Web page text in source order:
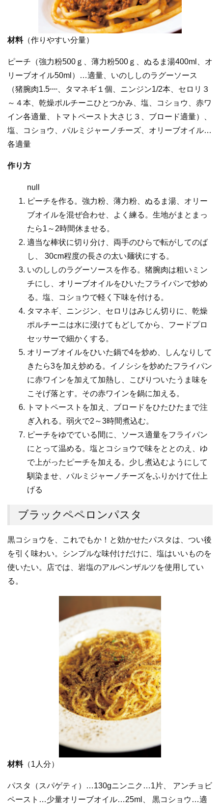
材料（作りやすい分量）
ピーチ（強力粉500ｇ、薄力粉500ｇ、ぬるま湯400ml、オ
リーブオイル50ml）…適量、いのししのラグーソース
（猪腕肉1.5┉、タマネギ１個、ニンジン1/2本、セロリ３
～４本、乾燥ポルチーニひとつかみ、塩、コショウ、赤ワ
イン各適量、トマトペースト大さじ３、ブロード適量）、
塩、コショウ、パルミジャーノチーズ、オリーブオイル…
各適量
作り方
null
ピーチを作る。強力粉、薄力粉、ぬるま湯、オリー
ブオイルを混ぜ合わせ、よく練る。生地がまとまっ
たら1～2時間休ませる。
適当な棒状に切り分け、両手のひらで転がしてのば
し、 30cm程度の長さの太い麺状にする。
いのししのラグーソースを作る。猪腕肉は粗いミン
チにし、オリーブオイルをひいたフライパンで炒め
る。塩、コショウで軽く下味を付ける。
タマネギ、ニンジン、セロリはみじん切りに、乾燥
ポルチーニは水に浸けてもどしてから、フードプロ
セッサーで細かくする。
オリーブオイルをひいた鍋で4を炒め、しんなりして
きたら3を加え炒める。イノシシを炒めたフライパン
に赤ワインを加えて加熱し、こびりついたうま味を
こそげ落とす。その赤ワインを鍋に加える。
トマトペーストを加え、ブロードをひたひたまで注
ぎ入れる。弱火で2～3時間煮込む。
ピーチをゆでている間に、ソース適量をフライパン
にとって温める。塩とコショウで味をととのえ、ゆ
で上がったピーチを加える。少し煮込むようにして
馴染ませ、パルミジャーノチーズをふりかけて仕上
げる
ブラックペペロンパスタ
黒コショウを、これでもか！と効かせたパスタは、つい後
を引く味わい。シンプルな味付けだけに、塩はいいものを
使いたい。店では、岩塩のアルペンザルツを使用してい
る。
材料（1人分）
パスタ（スパゲティ）…130gニンニク…1片、 アンチョビ
ペースト…少量オリーブオイル…25ml、 黒コショウ…適